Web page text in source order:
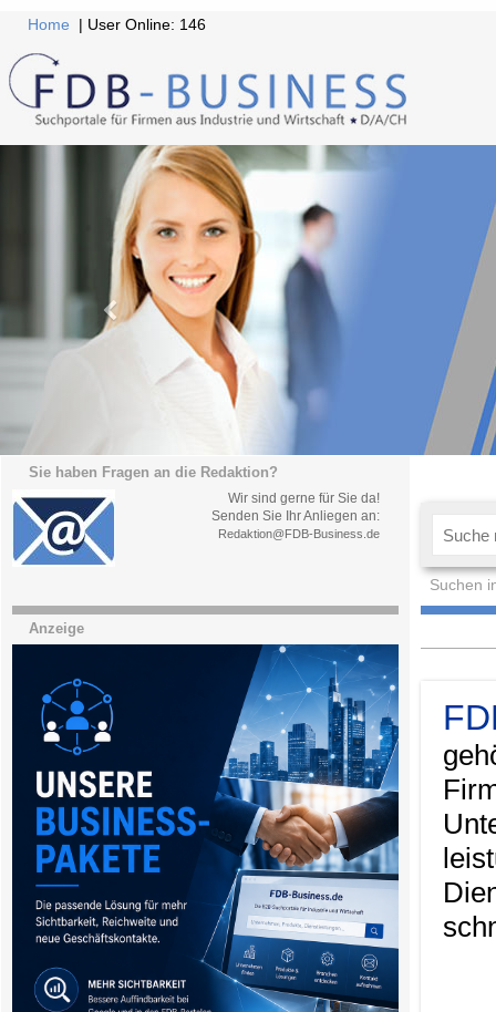
Home | User Online: 146
Sie haben Fragen an die Redaktion?
Wir sind gerne für Sie da!
Senden Sie Ihr Anliegen an:
Redaktion@FDB-Business.de
Suchen
Anzeige